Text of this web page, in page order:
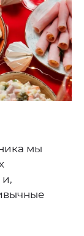
мы